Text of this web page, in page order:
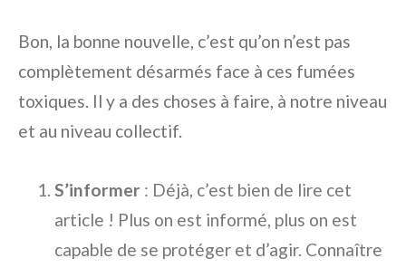
Bon, la bonne nouvelle, c’est qu’on n’est pas
complètement désarmés face à ces fumées
toxiques. Il y a des choses à faire, à notre niveau
et au niveau collectif.
S’informer : Déjà, c’est bien de lire cet
article ! Plus on est informé, plus on est
capable de se protéger et d’agir. Connaître